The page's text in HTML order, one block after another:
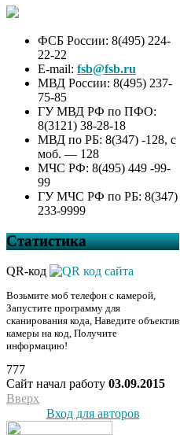
ФСБ России: 8(495) 224-
22-22
E-mail: fsb@fsb.ru
МВД России: 8(495) 237-
75-85
ГУ МВД РФ по ПФО:
8(3121) 38-28-18
МВД по РБ: 8(347) -128, с
моб. — 128
МЧС РФ: 8(495) 449 -99-
99
ГУ МЧС РФ по РБ: 8(347)
233-9999
Статистика
QR-код
Возьмите моб телефон с камерой,
Запустите программу для
сканирования кода, Наведите объектив
камеры на код, Получите
информацию!
777
Сайт начал работу 03.09.2015
Вверх
Вход для авторов